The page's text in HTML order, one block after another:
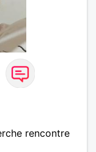
rencontre